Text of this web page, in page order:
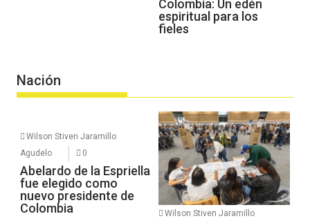
Colombia: Un edén
espiritual para los
fieles
Nación
Wilson Stiven Jaramillo
Agudelo
0
Abelardo de la Espriella
fue elegido como
nuevo presidente de
Colombia
Wilson Stiven Jaramillo